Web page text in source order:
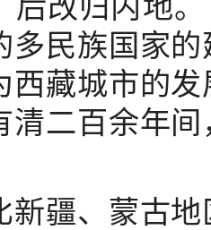
后改归内地
多民族国家
西藏城市的
清二百余年
、蒙古地